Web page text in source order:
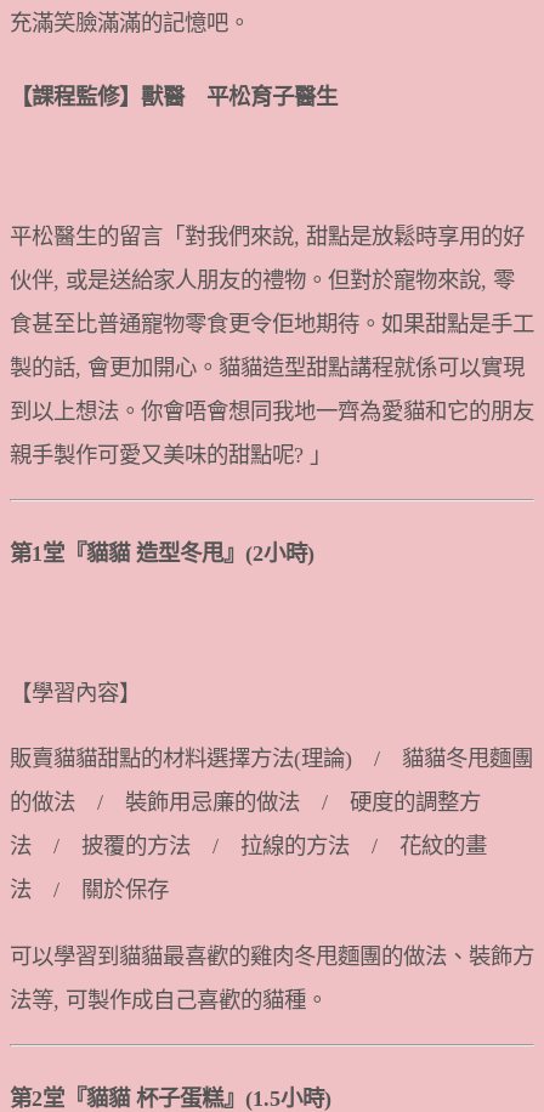
充滿笑臉滿滿的記憶吧。
【課程監修】獸醫 平松育子醫生
平松醫生的留言「對我們來說, 甜點是放鬆時享用的好
伙伴, 或是送給家人朋友的禮物。但對於寵物來說, 零
食甚至比普通寵物零食更令佢地期待。如果甜點是手工
製的話, 會更加開心。貓貓造型甜點講程就係可以實現
到以上想法。你會唔會想同我地一齊為愛貓和它的朋友
親手製作可愛又美味的甜點呢? 」
第1堂『貓貓 造型冬甩』(2小時)
【學習內容】
販賣貓貓甜點的材料選擇方法(理論) / 貓貓冬甩麵團
的做法 / 裝飾用忌廉的做法 / 硬度的調整方
法 / 披覆的方法 / 拉線的方法 / 花紋的畫
法 / 關於保存
可以學習到貓貓最喜歡的雞肉冬甩麵團的做法、裝飾方
法等, 可製作成自己喜歡的貓種。
第2堂『貓貓 杯子蛋糕』(1.5小時)